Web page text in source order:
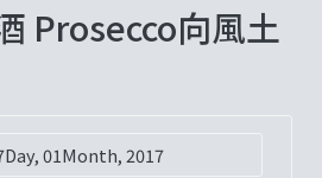
Prosecco向風土
01Month, 2017